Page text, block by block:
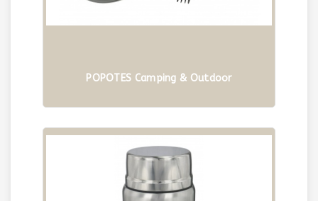
POPOTES Camping & Outdoor